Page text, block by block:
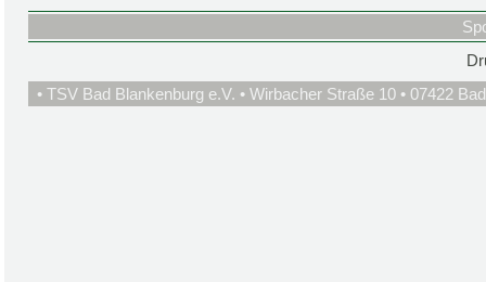
• TSV Bad Blankenburg e.V. • Wirbacher Straße 10 • 07422